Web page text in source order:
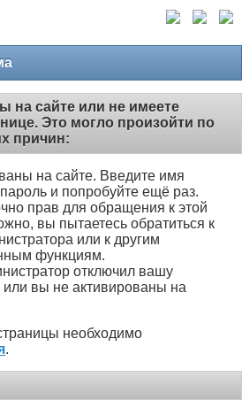
на сайте или не имеете
Это могло произойти по
причин:
на сайте. Введите имя
и попробуйте ещё раз.
прав для обращения к этой
вы пытаетесь обратиться к
или к другим
функциям.
отключил вашу
или вы не активированы на
необходимо
.